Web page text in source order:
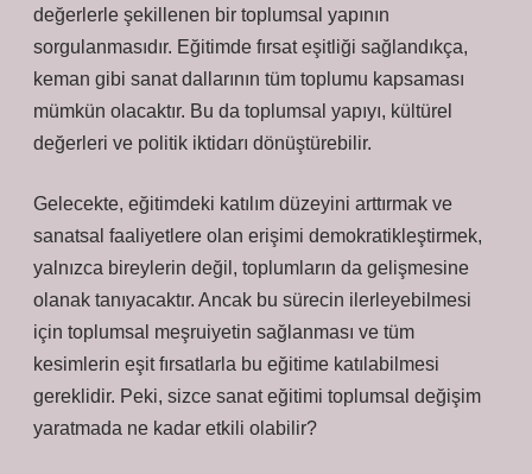
değerlerle şekillenen bir toplumsal yapının
sorgulanmasıdır. Eğitimde fırsat eşitliği sağlandıkça,
keman gibi sanat dallarının tüm toplumu kapsaması
mümkün olacaktır. Bu da toplumsal yapıyı, kültürel
değerleri ve politik iktidarı dönüştürebilir.
Gelecekte, eğitimdeki katılım düzeyini arttırmak ve
sanatsal faaliyetlere olan erişimi demokratikleştirmek,
yalnızca bireylerin değil, toplumların da gelişmesine
olanak tanıyacaktır. Ancak bu sürecin ilerleyebilmesi
için toplumsal meşruiyetin sağlanması ve tüm
kesimlerin eşit fırsatlarla bu eğitime katılabilmesi
gereklidir. Peki, sizce sanat eğitimi toplumsal değişim
yaratmada ne kadar etkili olabilir?